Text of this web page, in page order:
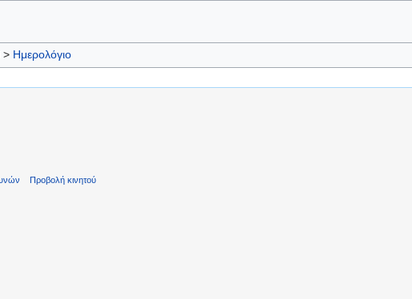
> Ημερολόγιο
Προβολή κινητού